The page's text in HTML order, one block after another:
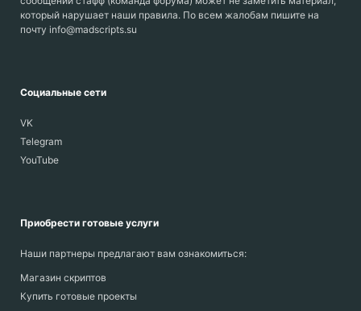
который нарушает наши правила. По всем жалобам пишите на
почту info@madscripts.su
Социальные сети
VK
Telegram
YouTube
Приобрести готовые услуги
Наши партнеры предлагают вам ознакомиться:
Магазин скриптов
Купить готовые проекты